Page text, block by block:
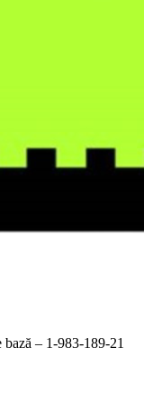
– 1-983-189-21